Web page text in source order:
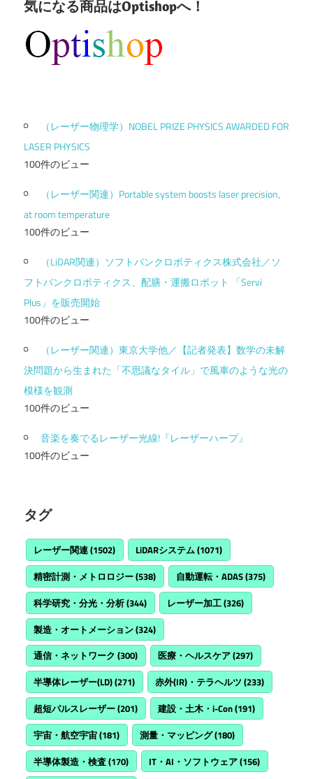
気になる商品はOptishopへ！
（レーザー物理学）NOBEL PRIZE PHYSICS AWARDED FOR
LASER PHYSICS
100件のビュー
（レーザー関連）Portable system boosts laser precision,
at room temperature
100件のビュー
（LiDAR関連）ソフトバンクロボティクス株式会社／ソ
フトバンクロボティクス、配膳・運搬ロボット 「Servi
Plus」を販売開始
100件のビュー
（レーザー関連）東京大学他／【記者発表】数学の未解
決問題から生まれた「不思議なタイル」で風車のような光の
模様を観測
100件のビュー
音楽を奏でるレーザー光線!『レーザーハープ』
100件のビュー
タグ
レーザー関連(1502) LiDARシステム(1071)
精密計測・メトロロジー(538) 自動運転・ADAS(375)
科学研究・分光・分析(344) レーザー加工(326)
製造・オートメーション(324)
通信・ネットワーク (300) 医療・ヘルスケア(297)
半導体レーザー(LD)(271) 赤外(IR)・テラヘルツ (233)
超短パルスレーザー(201) 建設・土木・i-Con(191)
宇宙・航空宇宙(181) 測量・マッピング(180)
半導体製造・検査(170) IT・AI・ソフトウェア(156)